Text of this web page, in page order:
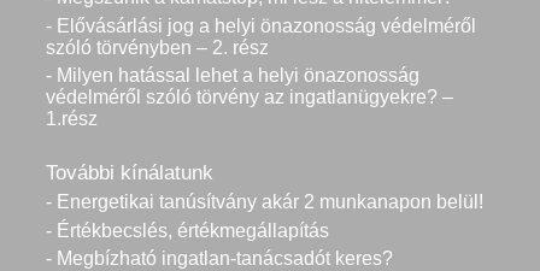
- Elővásárlási jog a helyi önazonosság védelméről
szóló törvényben – 2. rész
- Milyen hatással lehet a helyi önazonosság
védelméről szóló törvény az ingatlanügyekre? –
1.rész
További kínálatunk
- Energetikai tanúsítvány akár 2 munkanapon belül!
- Értékbecslés, értékmegállapítás
- Megbízható ingatlan-tanácsadót keres?